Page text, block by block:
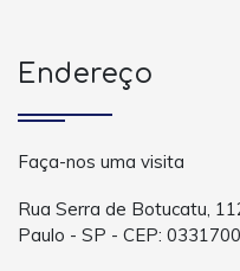
Endereço
Faça-nos uma visita
Rua Serra de Botucatu,
Paulo - SP - CEP: